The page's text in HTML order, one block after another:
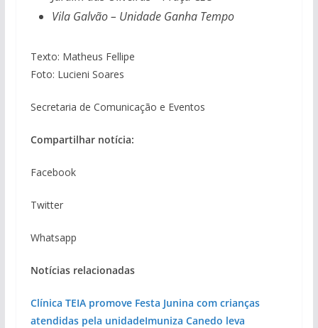
Vila Galvão – Unidade Ganha Tempo
Texto: Matheus Fellipe
Foto: Lucieni Soares
Secretaria de Comunicação e Eventos
Compartilhar notícia:
Facebook
Twitter
Whatsapp
Notícias relacionadas
Clínica TEIA promove Festa Junina com crianças
atendidas pela unidadeImuniza Canedo leva